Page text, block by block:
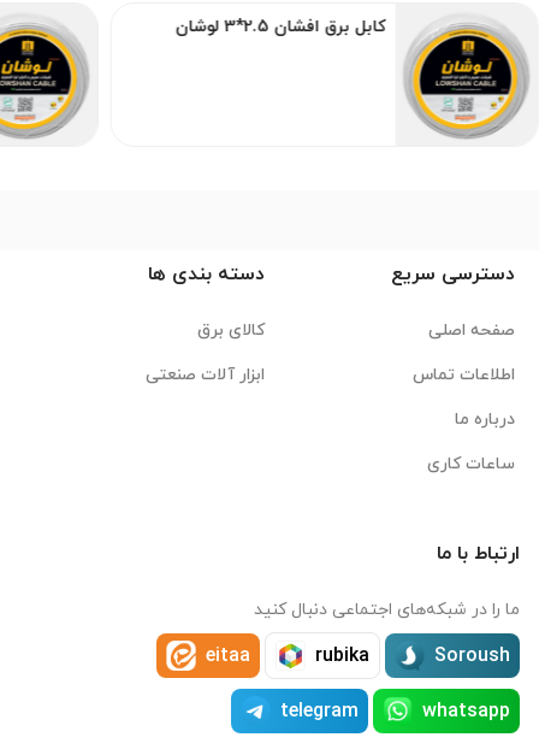
کابل برق افشان 2.5*3 لوشان
دسترسی سریع
صفحه اصلی
اطلاعات تماس
درباره ما
ساعات کاری
دسته بندی ها
کالای برق
ابزار آلات صنعتی
ارتباط با ما
ما را در شبکه‌های اجتماعی دنبال کنید
Soroush
rubika
eitaa
whatsapp
telegram